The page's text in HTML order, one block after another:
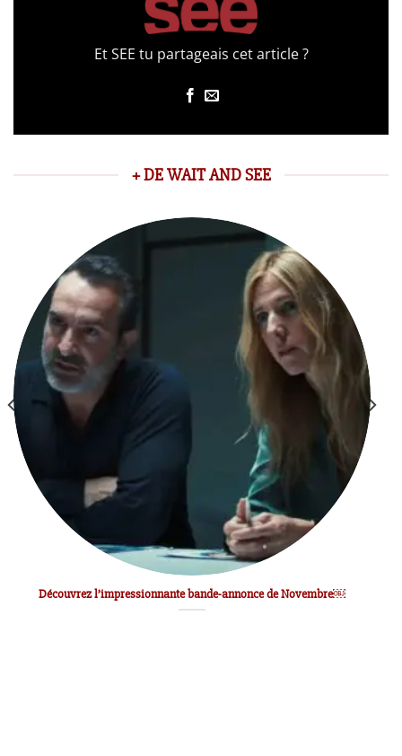
Et SEE tu partageais cet article ?
+ DE WAIT AND SEE
Découvrez l’impressionnante bande-annonce de Novembre￼